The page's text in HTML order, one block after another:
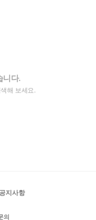
니다.
해 보세요.
공지사항
의